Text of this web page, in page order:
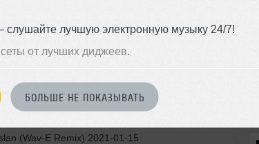
лучшую электронную музыку 24/7!
от лучших диджеев.
БОЛЬШЕ НЕ ПОКАЗЫВАТЬ
02-16
(Wav-E Remix) 2021-01-15